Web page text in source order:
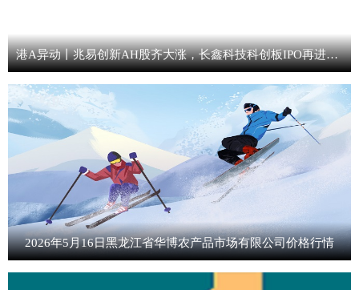
港A异动丨兆易创新AH股齐大涨，长鑫科技科创板IPO再进一步，兆易创新持股1.80%
2026年5月16日黑龙江省华博农产品市场有限公司价格行情